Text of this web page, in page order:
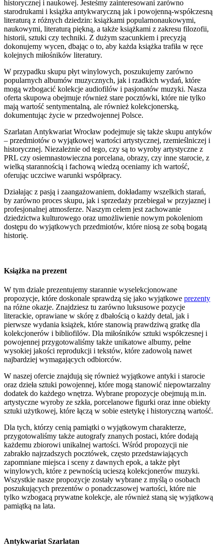
historycznej i naukowej. Jesteśmy zainteresowani zarówno
starodrukami i książka antykwaryczną jak i powojenną-współczesną
literaturą z różnych dziedzin: książkami popularnonaukowymi,
naukowymi, literaturą piękną, a także książkami z zakresu filozofii,
historii, sztuki czy techniki. Z dużym szacunkiem i precyzją
dokonujemy wycen, dbając o to, aby każda książka trafiła w ręce
kolejnych miłośników literatury.
W przypadku skupu płyt winylowych, poszukujemy zarówno
popularnych albumów muzycznych, jak i rzadkich wydań, które
mogą wzbogacić kolekcje audiofilów i pasjonatów muzyki. Nasza
oferta skupowa obejmuje również stare pocztówki, które nie tylko
mają wartość sentymentalną, ale również kolekcjonerską,
dokumentując życie w przedwojennej Polsce.
Szarlatan Antykwariat Wrocław podejmuje się także skupu antyków
– przedmiotów o wyjątkowej wartości artystycznej, rzemieślniczej i
historycznej. Niezależnie od tego, czy są to wyroby artystyczne z
PRL czy osiemnastowieczna porcelana, obrazy, czy inne starocie, z
wielką starannością i fachową wiedzą oceniamy ich wartość,
oferując uczciwe warunki współpracy.
Działając z pasją i zaangażowaniem, dokładamy wszelkich starań,
by zarówno proces skupu, jak i sprzedaży przebiegał w przyjaznej i
profesjonalnej atmosferze. Naszym celem jest zachowanie
dziedzictwa kulturowego oraz umożliwienie nowym pokoleniom
dostępu do wyjątkowych przedmiotów, które niosą ze sobą bogatą
historię.
Książka na prezent
W tym dziale prezentujemy starannie wyselekcjonowane
propozycje, które doskonale sprawdzą się jako wyjątkowe prezenty
na różne okazje. Znajdziesz tu zarówno luksusowe pozycje
literackie, oprawiane w skórę z dbałością o każdy detal, jak i
pierwsze wydania książek, które stanowią prawdziwą gratkę dla
kolekcjonerów i bibliofilów. Dla miłośników sztuki współczesnej i
powojennej przygotowaliśmy także unikatowe albumy, pełne
wysokiej jakości reprodukcji i tekstów, które zadowolą nawet
najbardziej wymagających odbiorców.
W naszej ofercie znajdują się również wyjątkowe antyki i starocie
oraz dzieła sztuki powojennej, które mogą stanowić niepowtarzalny
dodatek do każdego wnętrza. Wybrane propozycje obejmują m.in.
artystyczne wyroby ze szkła, porcelanowe figurki oraz inne obiekty
sztuki użytkowej, które łączą w sobie estetykę i historyczną wartość.
Dla tych, którzy cenią pamiątki o wyjątkowym charakterze,
przygotowaliśmy także autografy znanych postaci, które dodają
każdemu zbiorowi unikalnej wartości. Wśród propozycji nie
zabrakło najrzadszych pocztówek, często przedstawiających
zapomniane miejsca i sceny z dawnych epok, a także płyt
winylowych, które z pewnością ucieszą kolekcjonerów muzyki.
Wszystkie nasze propozycje zostały wybrane z myślą o osobach
poszukujących prezentów o ponadczasowej wartości, które nie
tylko wzbogacą prywatne kolekcje, ale również staną się wyjątkową
pamiątką na lata.
Antykwariat Szarlatan